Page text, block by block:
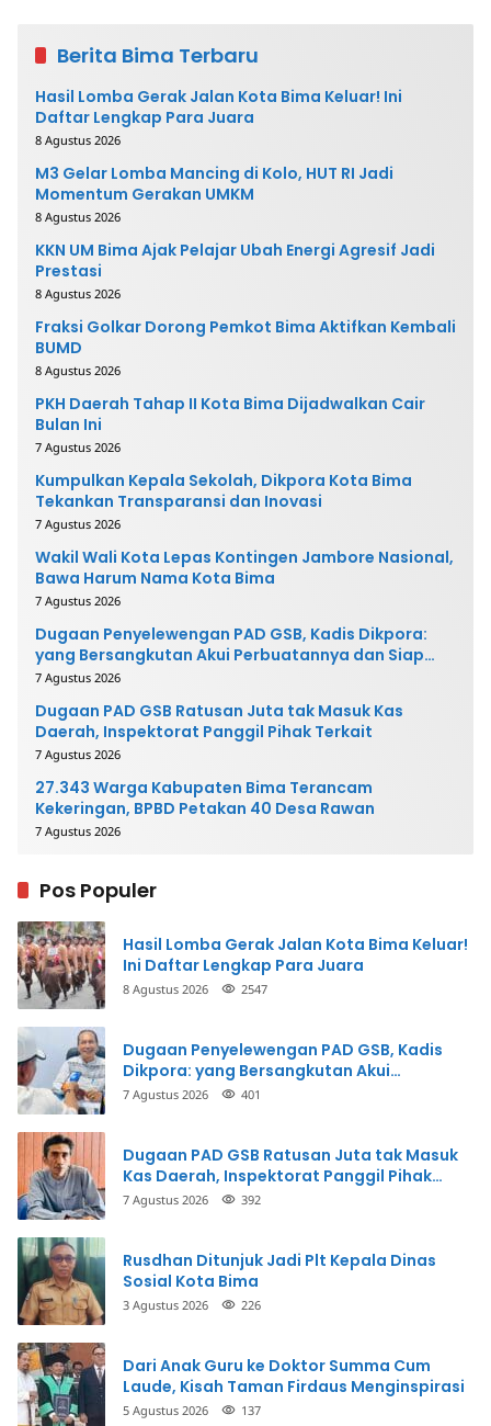
Berita Bima Terbaru
Hasil Lomba Gerak Jalan Kota Bima Keluar! Ini
Daftar Lengkap Para Juara
8 Agustus 2026
M3 Gelar Lomba Mancing di Kolo, HUT RI Jadi
Momentum Gerakan UMKM
8 Agustus 2026
KKN UM Bima Ajak Pelajar Ubah Energi Agresif Jadi
Prestasi
8 Agustus 2026
Fraksi Golkar Dorong Pemkot Bima Aktifkan Kembali
BUMD
8 Agustus 2026
PKH Daerah Tahap II Kota Bima Dijadwalkan Cair
Bulan Ini
7 Agustus 2026
Kumpulkan Kepala Sekolah, Dikpora Kota Bima
Tekankan Transparansi dan Inovasi
7 Agustus 2026
Wakil Wali Kota Lepas Kontingen Jambore Nasional,
Bawa Harum Nama Kota Bima
7 Agustus 2026
Dugaan Penyelewengan PAD GSB, Kadis Dikpora:
yang Bersangkutan Akui Perbuatannya dan Siap
Mengembalikan Uang
7 Agustus 2026
Dugaan PAD GSB Ratusan Juta tak Masuk Kas
Daerah, Inspektorat Panggil Pihak Terkait
7 Agustus 2026
27.343 Warga Kabupaten Bima Terancam
Kekeringan, BPBD Petakan 40 Desa Rawan
7 Agustus 2026
Pos Populer
Hasil Lomba Gerak Jalan Kota Bima Keluar!
Ini Daftar Lengkap Para Juara
8 Agustus 2026 2547
Dugaan Penyelewengan PAD GSB, Kadis
Dikpora: yang Bersangkutan Akui
Perbuatannya dan Siap Mengembalikan
7 Agustus 2026 401
Dugaan PAD GSB Ratusan Juta tak Masuk
Kas Daerah, Inspektorat Panggil Pihak
Terkait
7 Agustus 2026 392
Rusdhan Ditunjuk Jadi Plt Kepala Dinas
Sosial Kota Bima
3 Agustus 2026 226
Dari Anak Guru ke Doktor Summa Cum
Laude, Kisah Taman Firdaus Menginspirasi
5 Agustus 2026 137